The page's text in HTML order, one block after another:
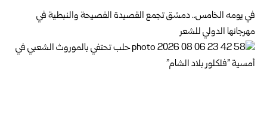
في يومه الخامس.. دمشق تجمع القصيدة الفصيحة والنبطية في
مهرجانها الدولي للشعر